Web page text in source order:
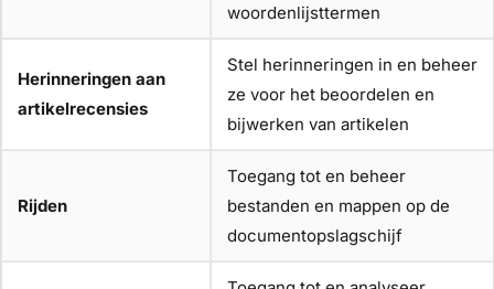
woordenlijsttermen
Herinneringen aan
artikelrecensies
Stel herinneringen in en beheer
ze voor het beoordelen en
bijwerken van artikelen
Rijden
Toegang tot en beheer
bestanden en mappen op de
documentopslagschijf